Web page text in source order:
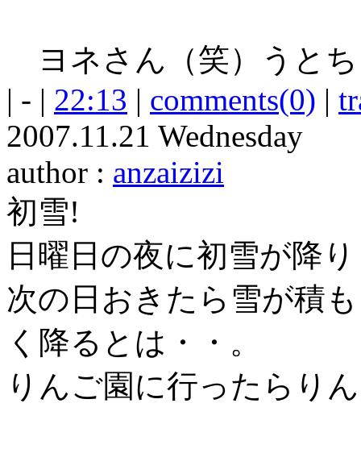
ヨネさん（笑）うと
| - | 22:13 | comments(0) |
2007.11.21 Wednesday
author : anzaizizi
初雪!
日曜日の夜に初雪が降
次の日おきたら雪が積
く降るとは・・。
りんご園に行ったらり